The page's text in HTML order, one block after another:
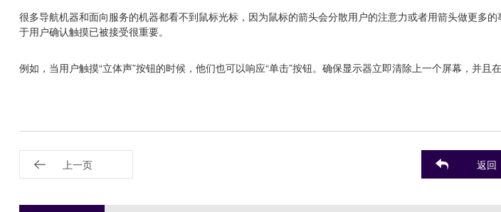
很多导航机器和面向服务的机器都看不到鼠标光标，因为鼠标的箭头会分散用户的注意力或者用箭头做更多
于用户确认触摸已被接受很重要。
例如，当用户触摸“立体声”按钮的时候，他们也可以响应“单击”按钮。确保显示器立即清除上一个屏幕，并且
上一页 返回